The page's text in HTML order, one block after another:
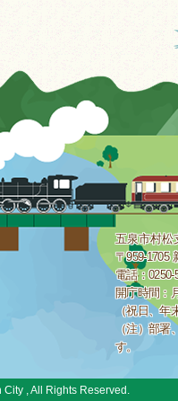
五泉市村松
〒959-1705
電話：0250-
開庁時間：
（祝日、年
（注）部
す。
, All Rights Reserved.